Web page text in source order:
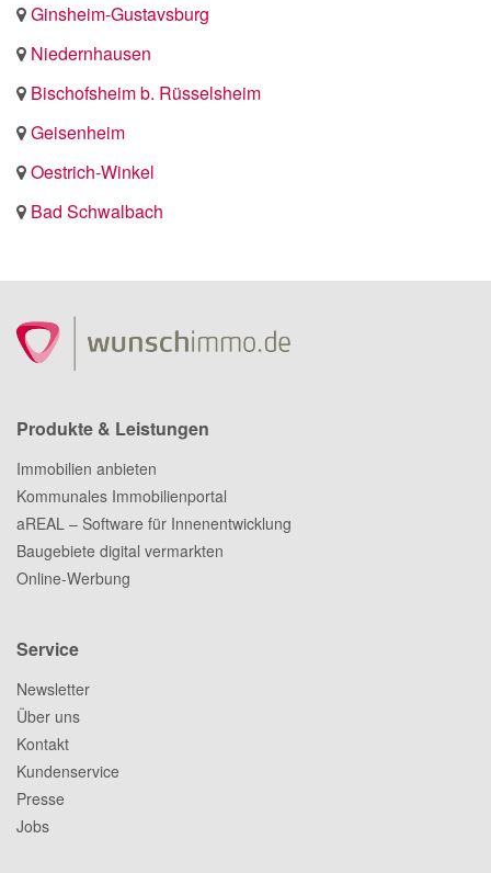
Ginsheim-Gustavsburg
Niedernhausen
Bischofsheim b. Rüsselsheim
Geisenheim
Oestrich-Winkel
Bad Schwalbach
Produkte & Leistungen
Immobilien anbieten
Kommunales Immobilienportal
aREAL – Software für Innenentwicklung
Baugebiete digital vermarkten
Online-Werbung
Service
Newsletter
Über uns
Kontakt
Kundenservice
Presse
Jobs